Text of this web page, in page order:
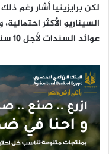
لكن برايزينيا أشار رغم
السيناريو الأكثر
عوائد السندات لأجل 10 سنوات عند 5 في المائة هو الأكثر ترجيحاً.